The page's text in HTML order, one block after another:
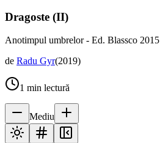
Dragoste (II)
Anotimpul umbrelor - Ed. Blassco 2015
de Radu Gyr(2019)
1 min lectură
Mediu